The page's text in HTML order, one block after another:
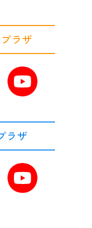
ラザ
ラザ